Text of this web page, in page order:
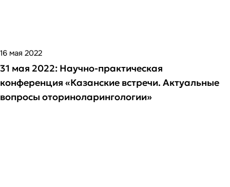
16 мая 2022
31 мая 2022: Научно-практическая
конференция «Казанские встречи. Актуальные
вопросы оториноларингологии»